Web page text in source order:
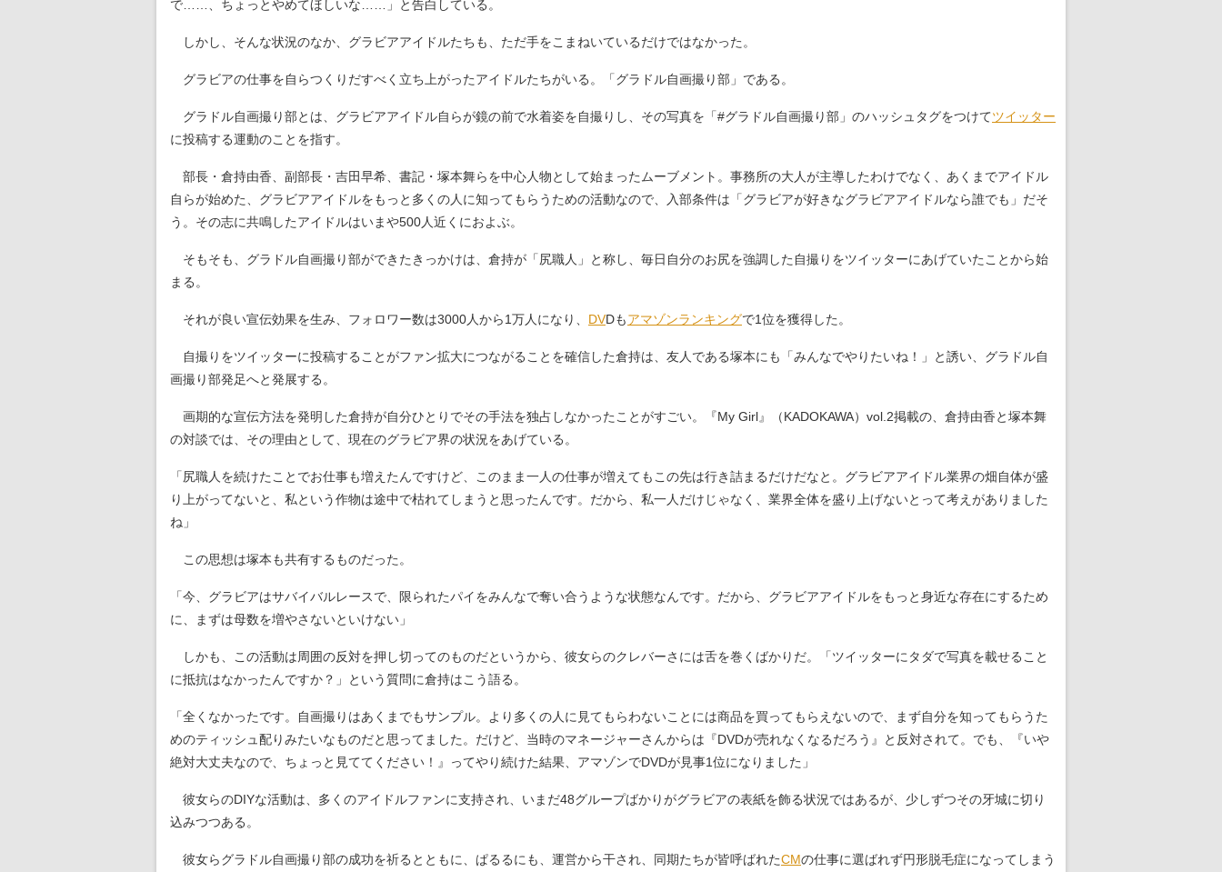
で……、ちょっとやめてほしいな……」と告白している。
しかし、そんな状況のなか、グラビアアイドルたちも、ただ手をこまねいているだけではなかった。
グラビアの仕事を自らつくりだすべく立ち上がったアイドルたちがいる。「グラドル自画撮り部」である。
グラドル自画撮り部とは、グラビアアイドル自らが鏡の前で水着姿を自撮りし、その写真を「#グラドル自画撮り部」のハッシュタグをつけてツイッター
に投稿する運動のことを指す。
部長・倉持由香、副部長・吉田早希、書記・塚本舞らを中心人物として始まったムーブメント。事務所の大人が主導したわけでなく、あくまでアイドル
自らが始めた、グラビアアイドルをもっと多くの人に知ってもらうための活動なので、入部条件は「グラビアが好きなグラビアアイドルなら誰でも」だそ
う。その志に共鳴したアイドルはいまや500人近くにおよぶ。
そもそも、グラドル自画撮り部ができたきっかけは、倉持が「尻職人」と称し、毎日自分のお尻を強調した自撮りをツイッターにあげていたことから始
まる。
それが良い宣伝効果を生み、フォロワー数は3000人から1万人になり、 DVDもアマゾンランキングで1位を獲得した。
自撮りをツイッターに投稿することがファン拡大につながることを確信した倉持は、友人である塚本にも「みんなでやりたいね！」と誘い、グラドル自
画撮り部発足へと発展する。
画期的な宣伝方法を発明した倉持が自分ひとりでその手法を独占しなかったことがすごい。『My Girl』（KADOKAWA）vol.2掲載の、倉持由香と塚本舞
の対談では、その理由として、現在のグラビア界の状況をあげている。
「尻職人を続けたことでお仕事も増えたんですけど、このまま一人の仕事が増えてもこの先は行き詰まるだけだなと。グラビアアイドル業界の畑自体が盛
り上がってないと、私という作物は途中で枯れてしまうと思ったんです。だから、私一人だけじゃなく、業界全体を盛り上げないとって考えがありました
ね」
この思想は塚本も共有するものだった。
「今、グラビアはサバイバルレースで、限られたパイをみんなで奪い合うような状態なんです。だから、グラビアアイドルをもっと身近な存在にするため
に、まずは母数を増やさないといけない」
しかも、この活動は周囲の反対を押し切ってのものだというから、彼女らのクレバーさには舌を巻くばかりだ。「ツイッターにタダで写真を載せること
に抵抗はなかったんですか？」という質問に倉持はこう語る。
「全くなかったです。自画撮りはあくまでもサンプル。より多くの人に見てもらわないことには商品を買ってもらえないので、まず自分を知ってもらうた
めのティッシュ配りみたいなものだと思ってました。だけど、当時のマネージャーさんからは『DVDが売れなくなるだろう』と反対されて。でも、『いや
絶対大丈夫なので、ちょっと見ててください！』ってやり続けた結果、アマゾンでDVDが見事1位になりました」
彼女らのDIYな活動は、多くのアイドルファンに支持され、いまだ48グループばかりがグラビアの表紙を飾る状況ではあるが、少しずつその牙城に切り
込みつつある。
彼女らグラドル自画撮り部の成功を祈るとともに、ぱるるにも、運営から干され、同期たちが皆呼ばれたCMの仕事に選ばれず円形脱毛症になってしまう